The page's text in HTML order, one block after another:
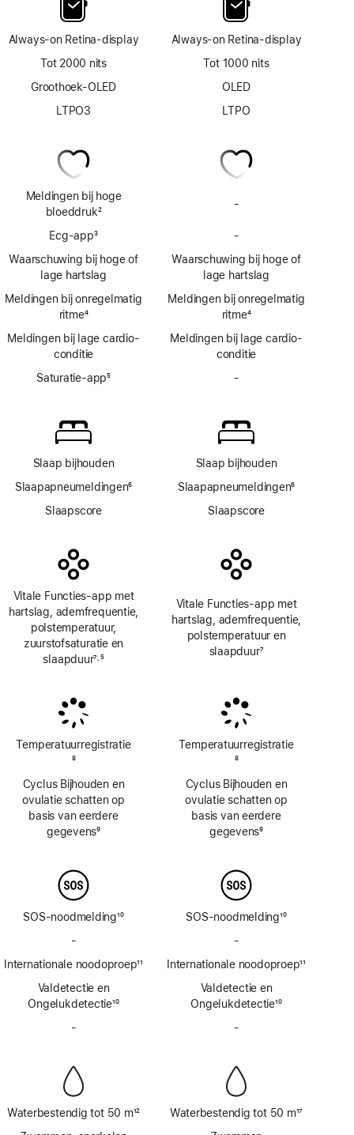
Always‑on Retina‑display
Tot 2000 nits
Groothoek-OLED
LTPO3
Meldingen bij hoge
bloeddruk2
Ecg‑app3
Waarschuwing bij hoge of
lage hartslag
Meldingen bij onregelmatig
ritme4
Meldingen bij lage cardio­
conditie
Saturatie-app5
Slaap bijhouden
Slaapapneumeldingen6
Slaapscore
Vitale Functies-app met
hartslag, ademfrequentie,
polstemperatuur,
zuurstofsaturatie en
slaapduur7 5
Temperatuur­registratie
8
Cyclus Bijhouden en
ovulatie schatten op
basis van eerdere
gegevens9
SOS-noodmelding10
-
noodmelding
via
satelliet
Internationale noodoproep11
Valdetectie en
Ongelukdetectie10
-
Waterbestendig tot 50 m12
Always‑on Retina‑display
Tot 1000 nits
OLED
LTPO
-
bloeddruk
-
app
Waarschuwing bij hoge of
lage hartslag
Meldingen bij onregelmatig
ritme4
Meldingen bij lage cardio­
conditie
-
Slaap bijhouden
Slaapapneumeldingen6
Slaapscore
Vitale Functies-app met
hartslag, ademfrequentie,
polstemperatuur en
slaapduur7
Temperatuur­registratie
8
Cyclus Bijhouden en
ovulatie schatten op
basis van eerdere
gegevens9
SOS-noodmelding10
-
noodmelding
via
satelliet
Internationale noodoproep11
Valdetectie en
Ongelukdetectie10
-
Waterbestendig tot 50 m17